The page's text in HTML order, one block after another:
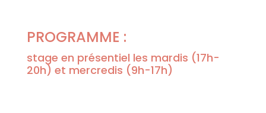
PROGRAMME :
stage en présentiel les mardis (17h-
20h) et mercredis (9h-17h)